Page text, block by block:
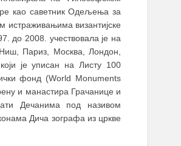
као саветник Одељења за
истраживањима византијске
до 2008. учествовала је на
Ниш, Париз, Москва, Лондон,
је уписан на Листу 100
фонд (World Monuments
и манастира Грачанице и
Дечанима под називом
Дича зографа из цркве